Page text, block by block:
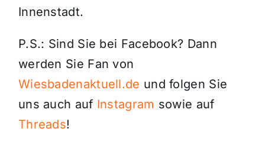
Innenstadt.
P.S.: Sind Sie bei Facebook? Dann
werden Sie Fan von
Wiesbadenaktuell.de und folgen Sie
uns auch auf Instagram sowie auf
Threads!